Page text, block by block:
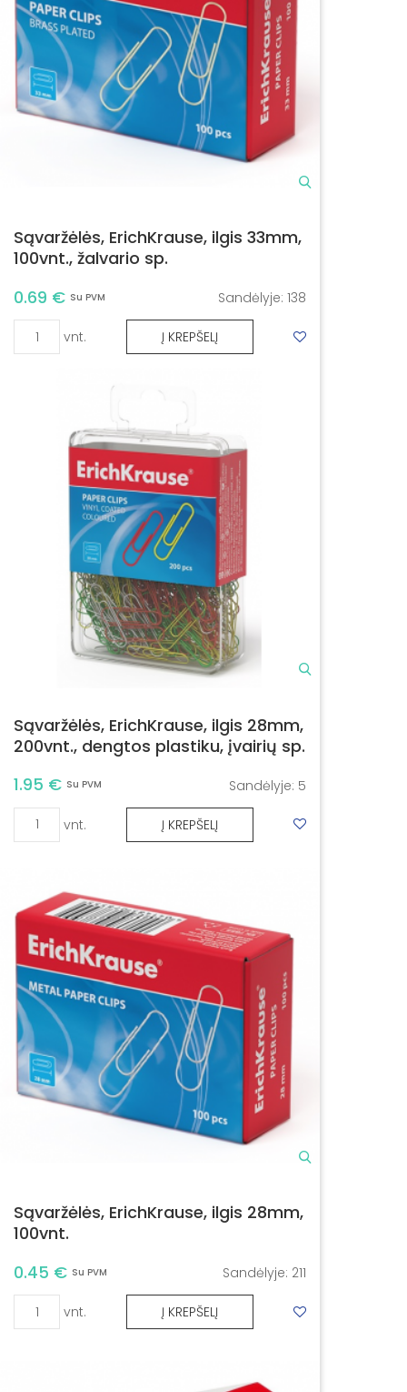
Sąvaržėlės, ErichKrause, ilgis 33mm,
100vnt., žalvario sp.
0.69 € Su PVM Sandėlyje: 138
vnt. Į KREPŠELĮ
Sąvaržėlės, ErichKrause, ilgis 28mm,
200vnt., dengtos plastiku, įvairių sp.
1.95 € Su PVM Sandėlyje: 5
vnt. Į KREPŠELĮ
Sąvaržėlės, ErichKrause, ilgis 28mm,
100vnt.
0.45 € Su PVM Sandėlyje: 211
vnt. Į KREPŠELĮ